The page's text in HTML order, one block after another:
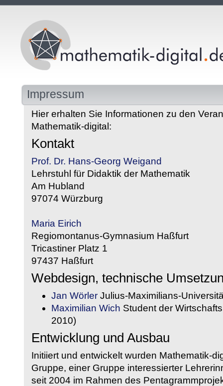
Impressum
Hier erhalten Sie Informationen zu den
Mathematik-digital:
Kontakt
Prof. Dr. Hans-Georg Weigand
Lehrstuhl für Didaktik der Mathematik
Am Hubland
97074 Würzburg
Maria Eirich
Regiomontanus-Gymnasium Haßfurt
Tricastiner Platz 1
97437 Haßfurt
Webdesign, technische
Jan Wörler Julius-Maximilians-
Maximilian Wich Student der
2010)
Entwicklung und Ausbau
Initiiert und entwickelt wurden Mathematik-
Gruppe, einer Gruppe interessierter
seit 2004 im Rahmen des